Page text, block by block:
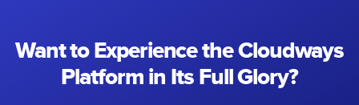
Want to Experience the Cloudways
Platform in Its Full Glory?